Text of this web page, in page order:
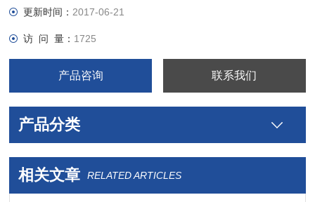
更新时间： 2017-06-21
访 问 量： 1725
产品咨询 联系我们
产品分类
相关文章 RELATED ARTICLES